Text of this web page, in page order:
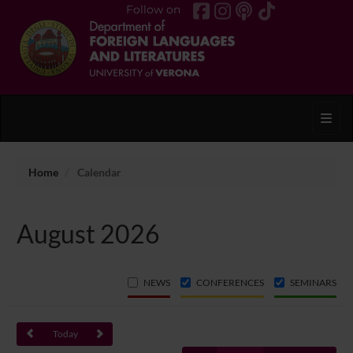
Follow on
Home Calendar
August 2026
NEWS CONFERENCES SEMINARS
Today